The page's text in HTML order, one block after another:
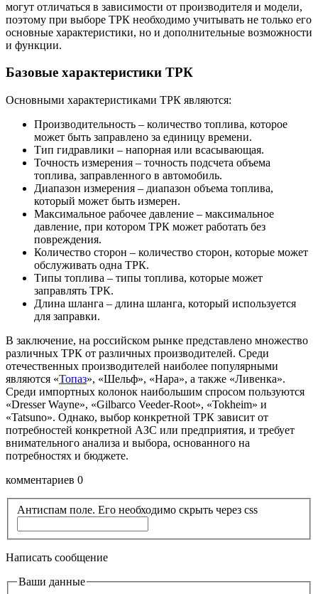
могут отличаться в зависимости от производителя и модели,
поэтому при выборе ТРК необходимо учитывать не только его
основные характеристики, но и дополнительные возможности
и функции.
Базовые характеристики ТРК
Основными характеристиками ТРК являются:
Производительность – количество топлива, которое
может быть заправлено за единицу времени.
Тип гидравлики – напорная или всасывающая.
Точность измерения – точность подсчета объема
топлива, заправленного в автомобиль.
Диапазон измерения – диапазон объема топлива,
который может быть измерен.
Максимальное рабочее давление – максимальное
давление, при котором ТРК может работать без
повреждения.
Количество сторон – количество сторон, которые может
обслуживать одна ТРК.
Типы топлива – типы топлива, которые может
заправлять ТРК.
Длина шланга – длина шланга, который используется
для заправки.
В заключение, на российском рынке представлено множество
различных ТРК от различных производителей. Среди
отечественных производителей наиболее популярными
являются «Топаз», «Шельф», «Нара», а также «Ливенка».
Среди импортных колонок наибольшим спросом пользуются
«Dresser Wayne», «Gilbarco Veeder-Root», «Tokheim» и
«Tatsuno». Однако, выбор конкретной ТРК зависит от
потребностей конкретной АЗС или предприятия, и требует
внимательного анализа и выбора, основанного на
потребностях и бюджете.
комментариев 0
Антиспам поле. Его необходимо скрыть через css
Написать сообщение
Ваши данные